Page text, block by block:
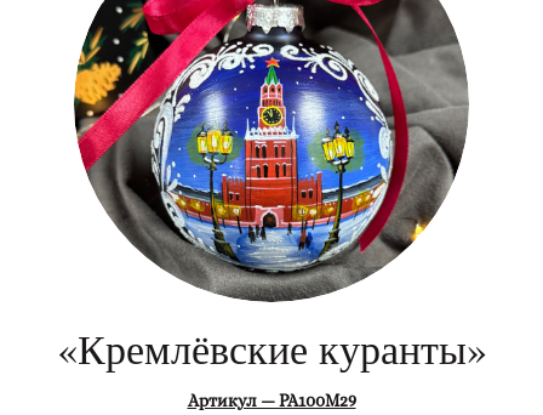
«Кремлёвские куранты»
Артикул — РА100М29